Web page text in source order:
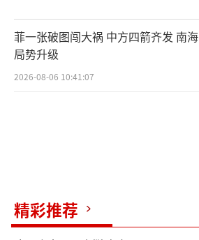
菲一张破图闯大祸 中方四箭齐发 南海
局势升级
2026-08-06 10:41:07
精彩推荐